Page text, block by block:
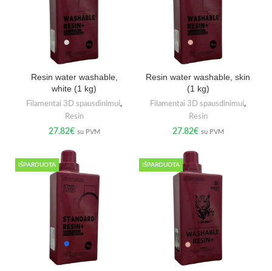
Resin water washable,
white (1 kg)
Filamentai 3D spausdinimui,
Resin
27.82€ su PVM
Resin water washable, skin
(1 kg)
Filamentai 3D spausdinimui,
Resin
27.82€ su PVM
IŠPARDUOTA IŠPARDUOTA